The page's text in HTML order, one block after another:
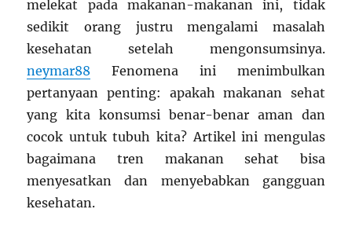
melekat pada makanan-makanan ini, tidak
sedikit orang justru mengalami masalah
kesehatan setelah mengonsumsinya.
neymar88 Fenomena ini menimbulkan
pertanyaan penting: apakah makanan sehat
yang kita konsumsi benar-benar aman dan
cocok untuk tubuh kita? Artikel ini mengulas
bagaimana tren makanan sehat bisa
menyesatkan dan menyebabkan gangguan
kesehatan.